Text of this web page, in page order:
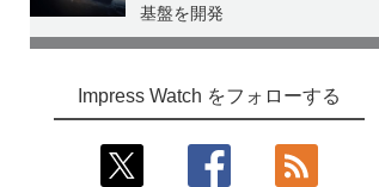
基盤を開発
Impress Watch をフォローする